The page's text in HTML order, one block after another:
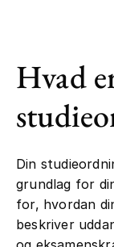
Hvad
Din
grundlag for
for, hvordan
beskriver